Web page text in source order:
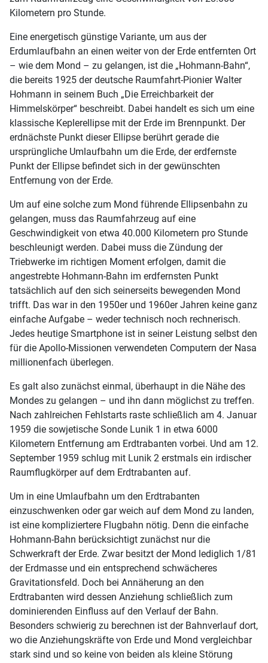
Kilometern pro Stunde.
Eine energetisch günstige Variante, um aus der
Erdumlaufbahn an einen weiter von der Erde entfernten Ort
– wie dem Mond – zu gelangen, ist die „Hohmann-Bahn“,
die bereits 1925 der deutsche Raumfahrt-Pionier Walter
Hohmann in seinem Buch „Die Erreichbarkeit der
Himmelskörper“ beschreibt. Dabei handelt es sich um eine
klassische Keplerellipse mit der Erde im Brennpunkt. Der
erdnächste Punkt dieser Ellipse berührt gerade die
ursprüngliche Umlaufbahn um die Erde, der erdfernste
Punkt der Ellipse befindet sich in der gewünschten
Entfernung von der Erde.
Um auf eine solche zum Mond führende Ellipsenbahn zu
gelangen, muss das Raumfahrzeug auf eine
Geschwindigkeit von etwa 40.000 Kilometern pro Stunde
beschleunigt werden. Dabei muss die Zündung der
Triebwerke im richtigen Moment erfolgen, damit die
angestrebte Hohmann-Bahn im erdfernsten Punkt
tatsächlich auf den sich seinerseits bewegenden Mond
trifft. Das war in den 1950er und 1960er Jahren keine ganz
einfache Aufgabe – weder technisch noch rechnerisch.
Jedes heutige Smartphone ist in seiner Leistung selbst den
für die Apollo-Missionen verwendeten Computern der Nasa
millionenfach überlegen.
Es galt also zunächst einmal, überhaupt in die Nähe des
Mondes zu gelangen – und ihn dann möglichst zu treffen.
Nach zahlreichen Fehlstarts raste schließlich am 4. Januar
1959 die sowjetische Sonde Lunik 1 in etwa 6000
Kilometern Entfernung am Erdtrabanten vorbei. Und am 12.
September 1959 schlug mit Lunik 2 erstmals ein irdischer
Raumflugkörper auf dem Erdtrabanten auf.
Um in eine Umlaufbahn um den Erdtrabanten
einzuschwenken oder gar weich auf dem Mond zu landen,
ist eine kompliziertere Flugbahn nötig. Denn die einfache
Hohmann-Bahn berücksichtigt zunächst nur die
Schwerkraft der Erde. Zwar besitzt der Mond lediglich 1/81
der Erdmasse und ein entsprechend schwächeres
Gravitationsfeld. Doch bei Annäherung an den
Erdtrabanten wird dessen Anziehung schließlich zum
dominierenden Einfluss auf den Verlauf der Bahn.
Besonders schwierig zu berechnen ist der Bahnverlauf dort,
wo die Anziehungskräfte von Erde und Mond vergleichbar
stark sind und so keine von beiden als kleine Störung